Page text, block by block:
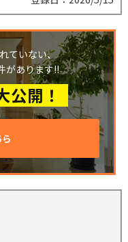
ていない、
があります!!
公開！